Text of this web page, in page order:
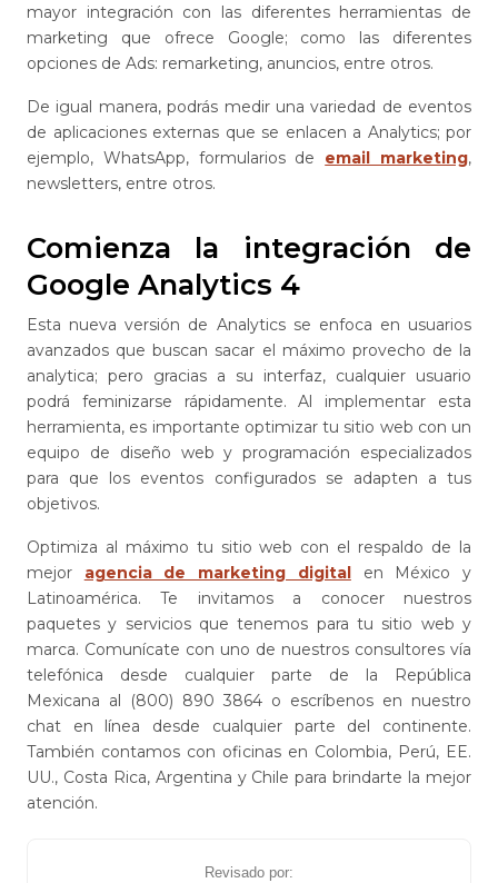
mayor integración con las diferentes herramientas de
marketing que ofrece Google; como las diferentes
opciones de Ads: remarketing, anuncios, entre otros.
De igual manera, podrás medir una variedad de eventos
de aplicaciones externas que se enlacen a Analytics; por
ejemplo, WhatsApp, formularios de email marketing,
newsletters, entre otros.
Comienza la integración de
Google Analytics 4
Esta nueva versión de Analytics se enfoca en usuarios
avanzados que buscan sacar el máximo provecho de la
analytica; pero gracias a su interfaz, cualquier usuario
podrá feminizarse rápidamente. Al implementar esta
herramienta, es importante optimizar tu sitio web con un
equipo de diseño web y programación especializados
para que los eventos configurados se adapten a tus
objetivos.
Optimiza al máximo tu sitio web con el respaldo de la
mejor agencia de marketing digitalen México y
Latinoamérica. Te invitamos a conocer nuestros
paquetes y servicios que tenemos para tu sitio web y
marca. Comunícate con uno de nuestros consultores vía
telefónica desde cualquier parte de la República
Mexicana al (800) 890 3864 o escríbenos en nuestro
chat en línea desde cualquier parte del continente.
También contamos con oficinas en Colombia, Perú, EE.
UU., Costa Rica, Argentina y Chile para brindarte la mejor
atención.
Revisado por: